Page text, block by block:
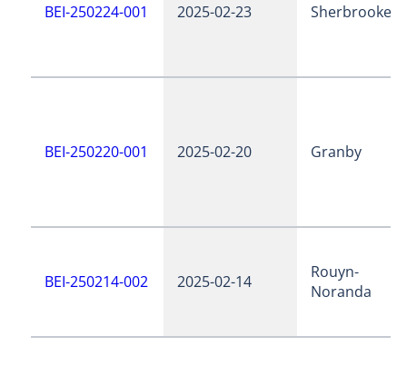
BEI-250224-001 2025-02-23 Sherbrooke
BEI-250220-001 2025-02-20 Granby
BEI-250214-002 2025-02-14
Rouyn-
Noranda